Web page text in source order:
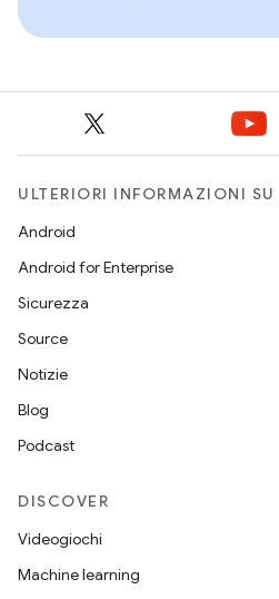
ULTERIORI INFORMAZIONI
Android
Android for Enterprise
Sicurezza
Source
Notizie
Blog
Podcast
DISCOVER
Videogiochi
Machine learning